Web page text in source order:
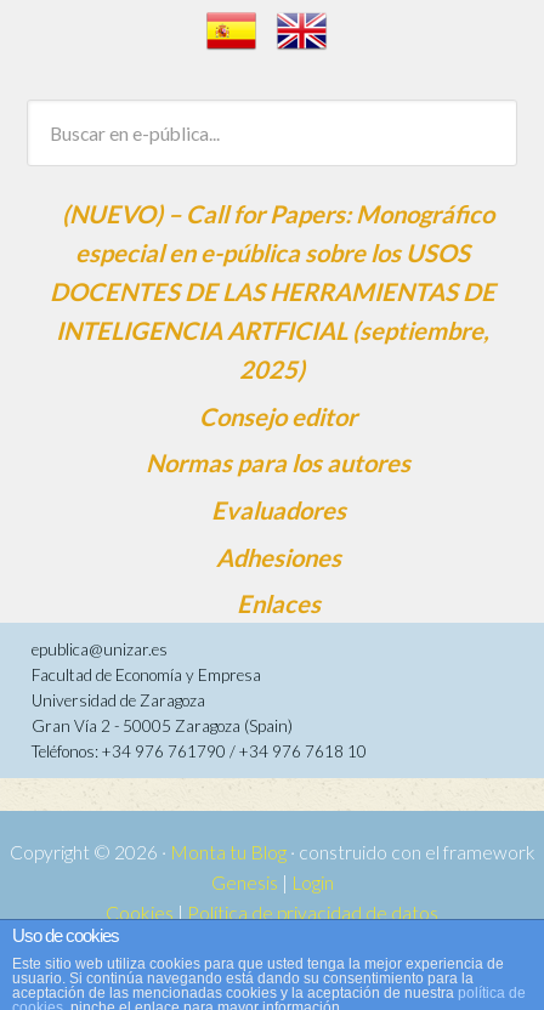
(NUEVO) – Call for Papers: Monográfico
especial en e-pública sobre los USOS
DOCENTES DE LAS HERRAMIENTAS DE
INTELIGENCIA ARTFICIAL (septiembre,
2025)
Consejo editor
Normas para los autores
Evaluadores
Adhesiones
Enlaces
epublica@unizar.es
Facultad de Economía y Empresa
Universidad de Zaragoza
Gran Vía 2 - 50005 Zaragoza (Spain)
Teléfonos: +34 976 761790 / +34 976 7618 10
Copyright © 2026 · Monta tu Blog· construido con el framework
Genesis | Login
Cookies | Política de privacidad de datos
Copyright © 2026 ·
WordPress·Acceder
Uso de cookies
Este sitio web utiliza cookies para que usted tenga la mejor experiencia de
usuario. Si continúa navegando está dando su consentimiento para la
aceptación de las mencionadas cookies y la aceptación de nuestra política de